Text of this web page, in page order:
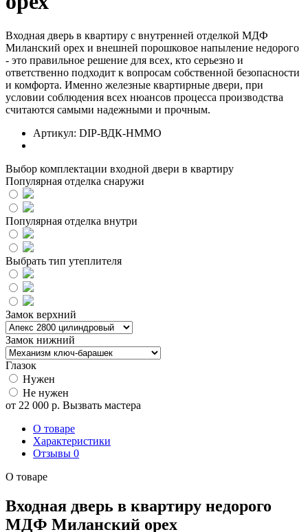
Входная дверь в квартиру с внутренней отделкой МДФ
Миланский орех и внешней порошковое напыление недорого
- это правильное решение для всех, кто серьезно и
ответственно подходит к вопросам собственной безопасности
и комфорта. Именно железные квартирные двери, при
условии соблюдения всех нюансов процесса производства
считаются самыми надежными и прочным.
Артикул: DIP-ВДК-НММО
Выбор комплектации входной двери в квартиру
Популярная отделка снаружи
Популярная отделка внутри
Выбрать тип утеплителя
Замок верхний
Замок нижний
Глазок
Нужен
Не нужен
от 22 000 р. Вызвать мастера
О товаре
Характеристики
Отзывы 0
О товаре
Входная дверь в квартиру недорого
МДФ Миланский орех